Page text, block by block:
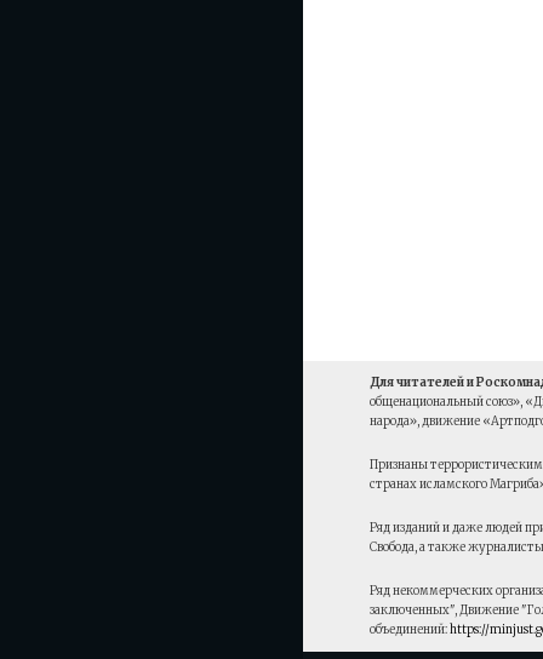
Для читателей и
общенациональный союз»,
народа», движение
Признаны
странах исламского
Ряд изданий и даже людей
Свобода, а также
Ряд некоммерческих
заключенных", Движение
объединений:https://